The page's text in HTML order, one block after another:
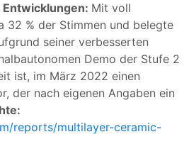
Mit voll
32 % der Stimmen und belegte
seiner verbesserten
Demo der Stufe 2
ist, im März 2022 einen
der nach eigenen Angaben ein
reports/multilayer-ceramic-